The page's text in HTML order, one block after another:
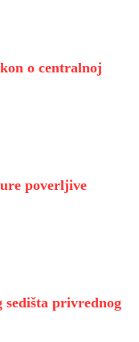
o centralnoj
poverljive
sedišta privrednog